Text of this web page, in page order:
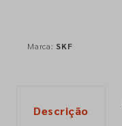
Marca: SKF
Descrição